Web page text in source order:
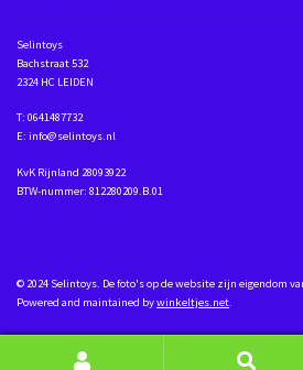
Selintoys
Bachstraat 532
2324 HC LEIDEN
T: 0641487732
E: info@selintoys.nl
KvK Rijnland 28093922
BTW-nummer: 812280209.B.01
© 2024 Selintoys. De foto's op de website zijn eigendom
Powered and maintained bywinkeltjes.net.